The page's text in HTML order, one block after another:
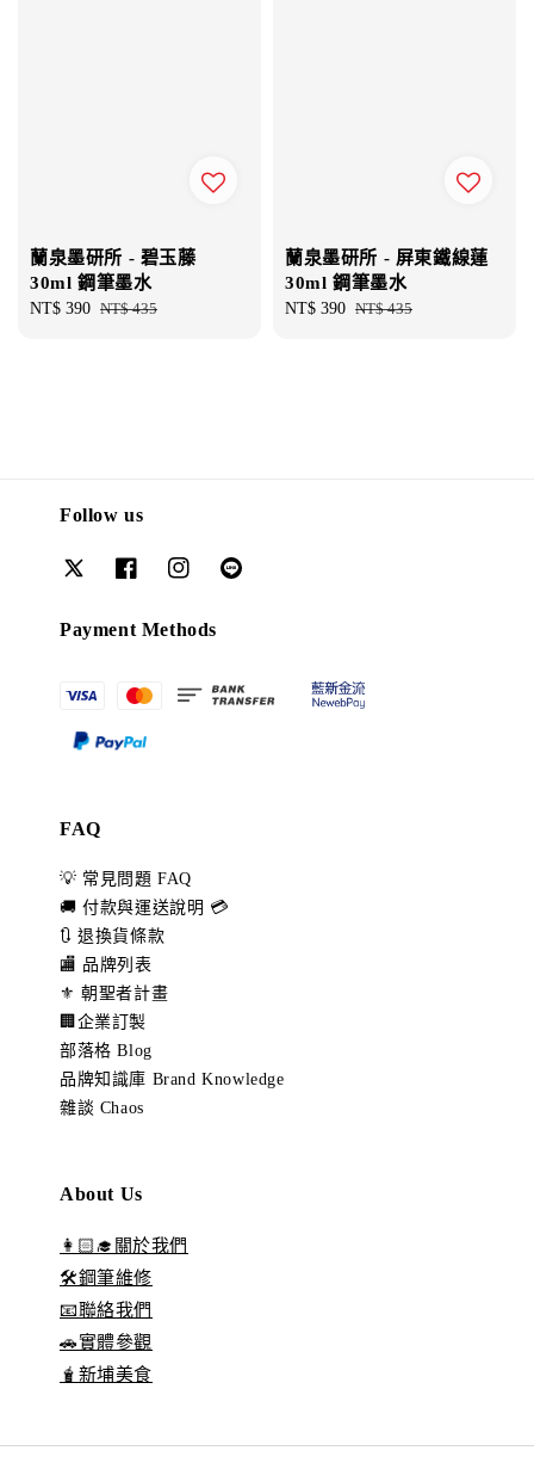
蘭泉墨研所 - 碧玉藤
30ml 鋼筆墨水
Sale
NT$ 390 Regular
NT$ 435
蘭泉墨研所 - 屏東鐵線蓮
30ml 鋼筆墨水
Sale
NT$ 390 Regular
NT$ 435
Follow us
Payment Methods
FAQ
💡 常見問題 FAQ
🚚 付款與運送說明 💳
🔃 退換貨條款
🏬 品牌列表
⚜️ 朝聖者計畫
🏢企業訂製
部落格 Blog
品牌知識庫 Brand Knowledge
雜談 Chaos
About Us
👩🏻‍🎓關於我們
🛠️鋼筆維修
📧聯絡我們
🚗實體參觀
🧋新埔美食